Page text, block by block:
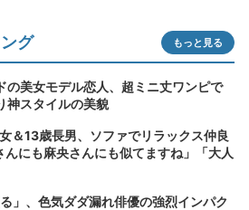
グ もっと見る
の美女モデル恋人、超ミニ丈ワンピで
スタイルの美貌
＆13歳長男、ソファでリラックス仲良
にも麻央さんにも似てますね」「大人
」、色気ダダ漏れ俳優の強烈インパク